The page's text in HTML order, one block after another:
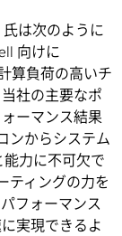
は次のように
向けに
算負荷の高いチ
社の主要なポ
ーマンス結果
ンからシステム
力に不可欠で
ティングの力を
フォーマンス
実現できるよ